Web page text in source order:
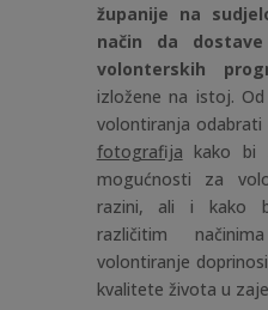
županije na
način da
volonterskih
izložene na istoj.
volontiranja odabrati
fotografija kako bi
mogućnosti za
razini, ali i kako
različitim
volontiranje
kvalitete života u